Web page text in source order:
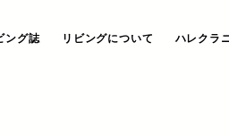
ング誌 リビングについて ハレクラ